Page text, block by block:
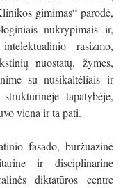
gimimas“ parodė,
nukrypimais ir,
rasizmo,
nuostatų, žymes,
su nusikaltėliais ir
tapatybėje,
viena ir ta pati.
fasado, buržuazinė
ir disciplinarine
diktatūros centre